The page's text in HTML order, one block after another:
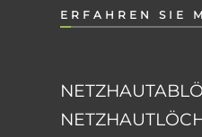
ERFAHREN SIE